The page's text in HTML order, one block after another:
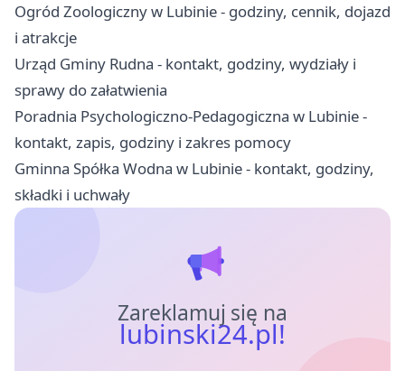
Ogród Zoologiczny w Lubinie - godziny, cennik, dojazd
i atrakcje
Urząd Gminy Rudna - kontakt, godziny, wydziały i
sprawy do załatwienia
Poradnia Psychologiczno-Pedagogiczna w Lubinie -
kontakt, zapis, godziny i zakres pomocy
Gminna Spółka Wodna w Lubinie - kontakt, godziny,
składki i uchwały
Zareklamuj się na
lubinski24.pl!